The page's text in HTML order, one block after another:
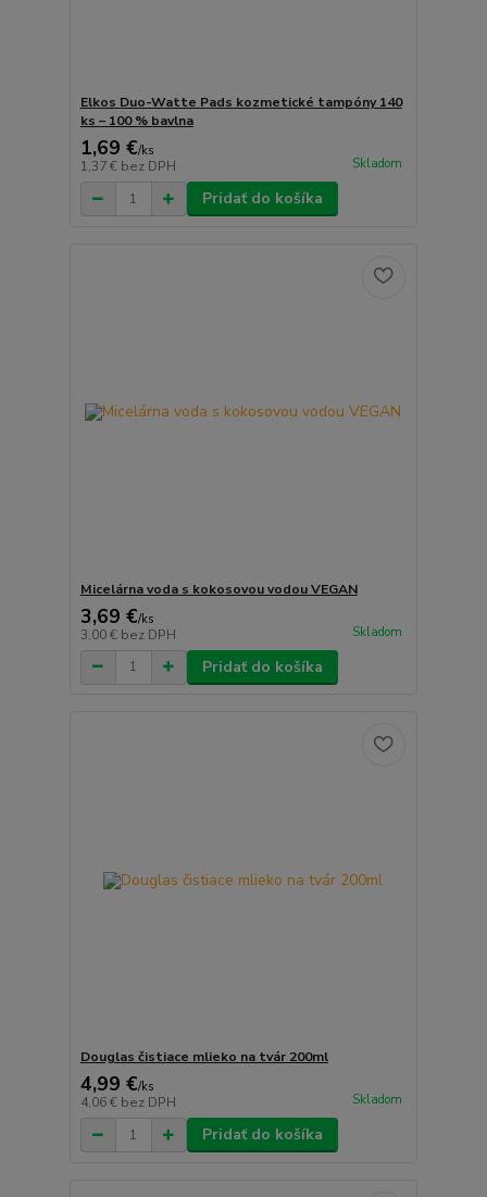
Elkos Duo-Watte Pads kozmetické tampóny 140
ks – 100 % bavlna
1,69 €/ks
1,37 € bez DPH Skladom
Pridať do košíka
Micelárna voda s kokosovou vodou VEGAN
3,69 €/ks
3,00 € bez DPH Skladom
Pridať do košíka
Douglas čistiace mlieko na tvár 200ml
4,99 €/ks
4,06 € bez DPH Skladom
Pridať do košíka